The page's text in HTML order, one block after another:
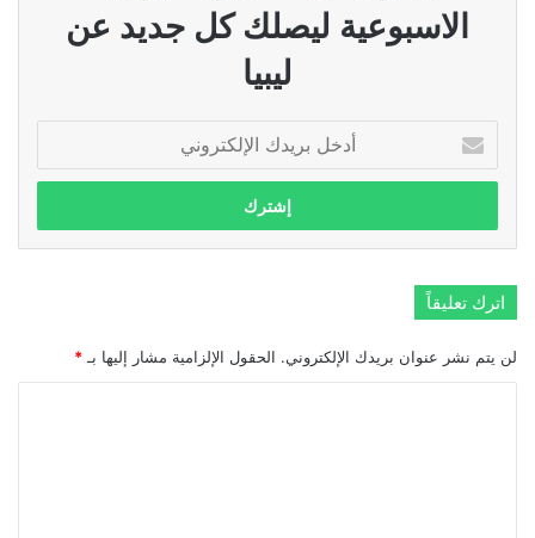
الاسبوعية ليصلك كل جديد عن
ليبيا
بريدك
الإلكتروني
اترك تعليقاً
لن يتم نشر عنوان بريدك الإلكتروني. الحقول الإلزامية مشار إليها بـ *